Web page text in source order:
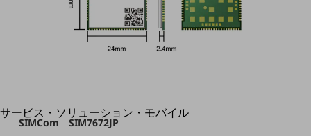
地域経済のさらなる活性化に取り組みます
自治体・地域社会との共創
LGPF(Local Government Platform)
サービス・ソリューション・モバイル
サービス・ソリューションTOP
SIMCom SIM7672JP